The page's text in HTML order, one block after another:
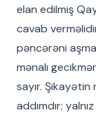
elan edilmiş
cavab
pəncərəni
mənalı
sayır.
addımdır;